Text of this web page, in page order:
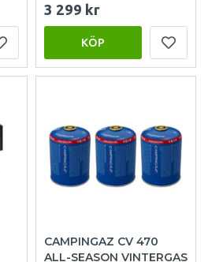
3 299 kr
KÖP
CAMPINGAZ CV 470
ALL-SEASON VINTERGAS